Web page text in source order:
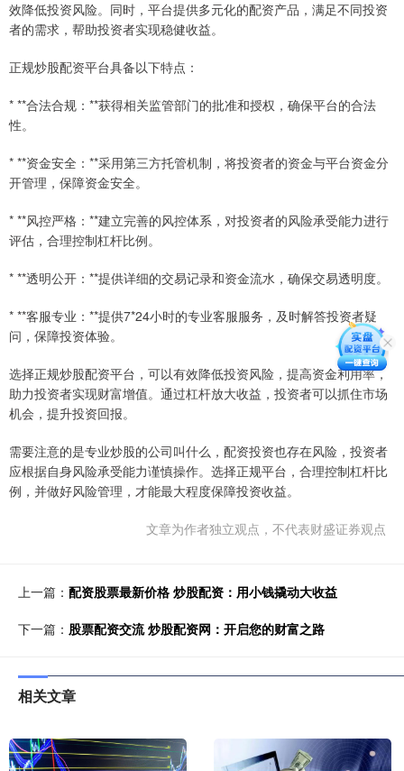
效降低投资风险。同时，平台提供多元化的配资产品，满足不同投资
者的需求，帮助投资者实现稳健收益。
正规炒股配资平台具备以下特点：
* **合法合规：**获得相关监管部门的批准和授权，确保平台的合法
性。
* **资金安全：**采用第三方托管机制，将投资者的资金与平台资金分
开管理，保障资金安全。
* **风控严格：**建立完善的风控体系，对投资者的风险承受能力进行
评估，合理控制杠杆比例。
* **透明公开：**提供详细的交易记录和资金流水，确保交易透明度。
* **客服专业：**提供7*24小时的专业客服服务，及时解答投资者疑
问，保障投资体验。
选择正规炒股配资平台，可以有效降低投资风险，提高资金利用率，
助力投资者实现财富增值。通过杠杆放大收益，投资者可以抓住市场
机会，提升投资回报。
需要注意的是专业炒股的公司叫什么，配资投资也存在风险，投资者
应根据自身风险承受能力谨慎操作。选择正规平台，合理控制杠杆比
例，并做好风险管理，才能最大程度保障投资收益。
文章为作者独立观点，不代表财盛证券观点
上一篇： 配资股票最新价格 炒股配资：用小钱撬动大收益
下一篇： 股票配资交流 炒股配资网：开启您的财富之路
相关文章